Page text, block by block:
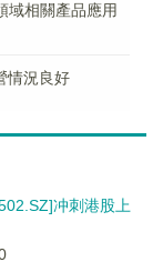
域相關產品應用
情況良好
冲刺港股上